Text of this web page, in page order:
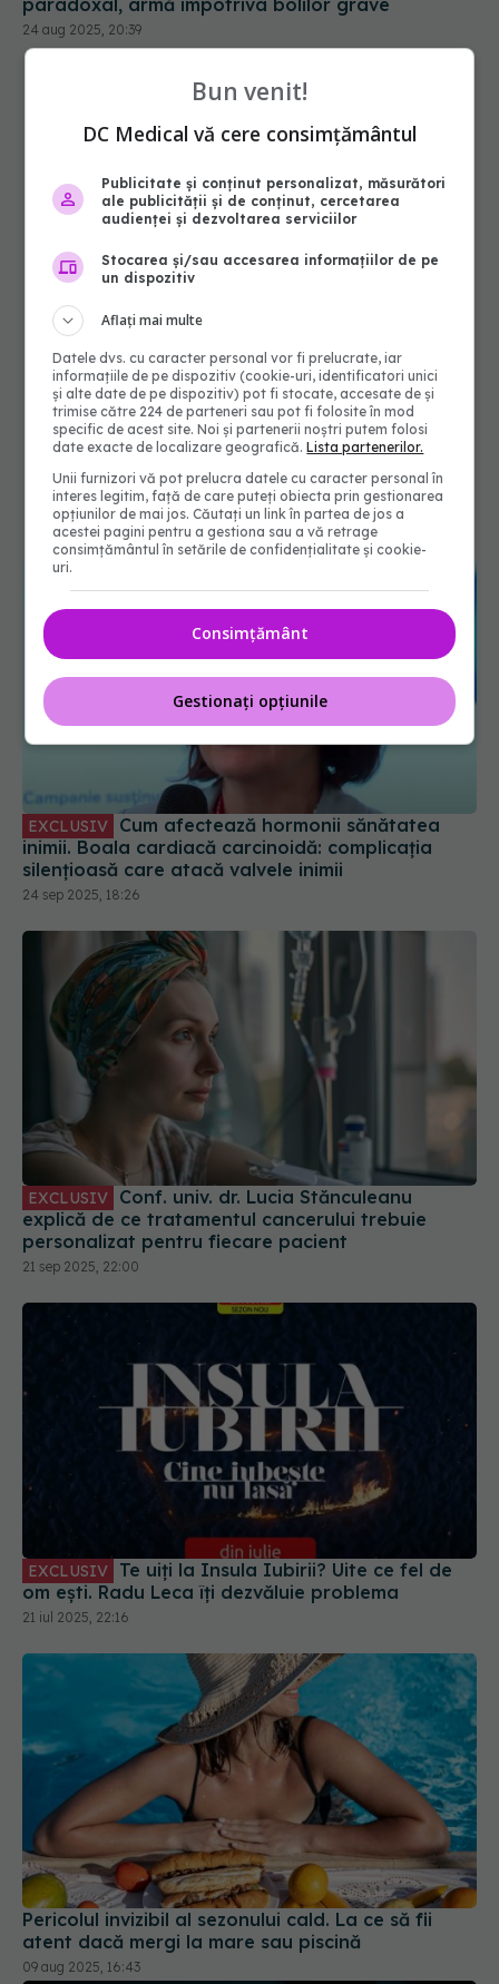
paradoxal, armă împotriva bolilor grave
24 aug 2025, 20:39
EXCLUSIV
inimii. Boala cardiacă carcinoidă: complicația
silențioasă care atacă valvele inimii
24 sep 2025, 18:26
EXCLUSIV
explică de ce tratamentul cancerului trebuie
personalizat pentru fiecare pacient
21 sep 2025, 22:00
EXCLUSIV
om ești. Radu Leca îți dezvăluie problema
21 iul 2025, 22:16
Pericolul invizibil al sezonului cald. La ce să fii
atent dacă mergi la mare sau piscină
09 aug 2025, 16:43
Bun venit!
DC Medical vă cere consimțământul
Publicitate și conținut personalizat, măsurători
ale publicității și de conținut, cercetarea
audienței și dezvoltarea serviciilor
Stocarea și/sau accesarea informațiilor de pe
un dispozitiv
Aflați mai multe
Datele dvs. cu caracter personal vor fi prelucrate, iar
informațiile de pe dispozitiv (cookie-uri, identificatori unici
și alte date de pe dispozitiv) pot fi stocate, accesate de și
trimise către 224 de parteneri sau pot fi folosite în mod
specific de acest site. Noi și partenerii noștri putem folosi
date exacte de localizare geografică.Lista partenerilor.
Unii furnizori vă pot prelucra datele cu caracter personal în
interes legitim, față de care puteți obiecta prin gestionarea
opțiunilor de mai jos. Căutați un link în partea de jos a
acestei pagini pentru a gestiona sau a vă retrage
consimțământul în setările de confidențialitate și cookie-
uri.
Consimțământ
Gestionați opțiunile